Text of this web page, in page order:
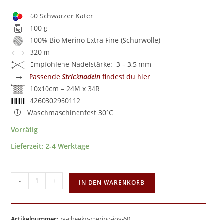
60 Schwarzer Kater
100 g
100% Bio Merino Extra Fine (Schurwolle)
320 m
Empfohlene Nadelstärke: 3 – 3,5 mm
→ PassendeStricknadeln findest du hier
10x10cm = 24M x 34R
4260302960112
Waschmaschinenfest 30°C
Vorrätig
Lieferzeit:2-4 Werktage
- + IN DEN WARENKORB